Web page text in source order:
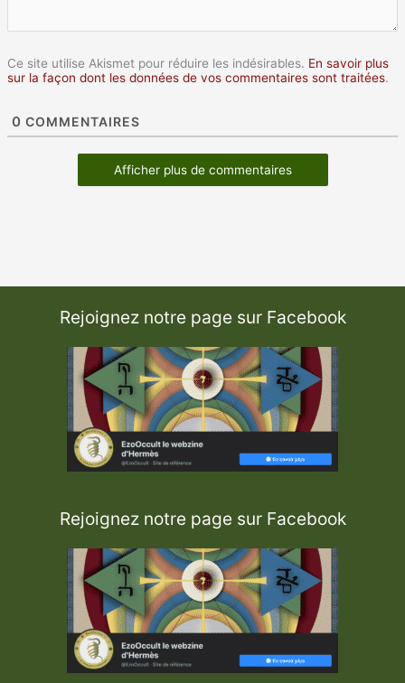
Ce site utilise Akismet pour réduire les indésirables. En savoir plus
sur la façon dont les données de vos commentaires sont traitées.
0 COMMENTAIRES
Afficher plus de commentaires
Rejoignez notre page sur Facebook
Rejoignez notre page sur Facebook